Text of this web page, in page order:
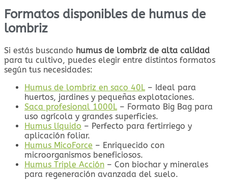
Formatos disponibles de humus de
lombriz
Si estás buscando humus de lombriz de alta calidad
para tu cultivo, puedes elegir entre distintos formatos
según tus necesidades:
Humus de lombriz en saco 40L – Ideal para
huertos, jardines y pequeñas explotaciones.
Saca profesional 1000L – Formato Big Bag para
uso agrícola y grandes superficies.
Humus líquido – Perfecto para fertirriego y
aplicación foliar.
Humus MicoForce – Enriquecido con
microorganismos beneficiosos.
Humus Triple Acción – Con biochar y minerales
para regeneración avanzada del suelo.